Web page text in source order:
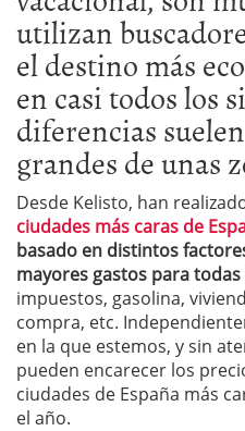
utilizan
el destino más
en casi todos los
diferencias
grandes de unas
Desde Kelisto, han
ciudades más caras de
basado en distintos
mayores gastos para
impuestos, gasolina,
compra, etc.
en la que estemos, y sin
pueden encarecer los
ciudades de España más
el año.